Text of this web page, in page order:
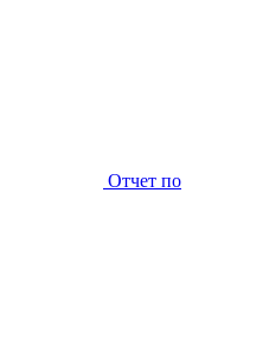
Отчет по